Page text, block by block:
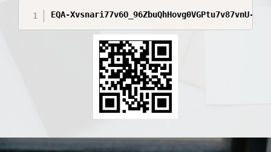
EQA-Xvsnari77v6O_96ZbuQhHovg0VGPtu7v87vnU-